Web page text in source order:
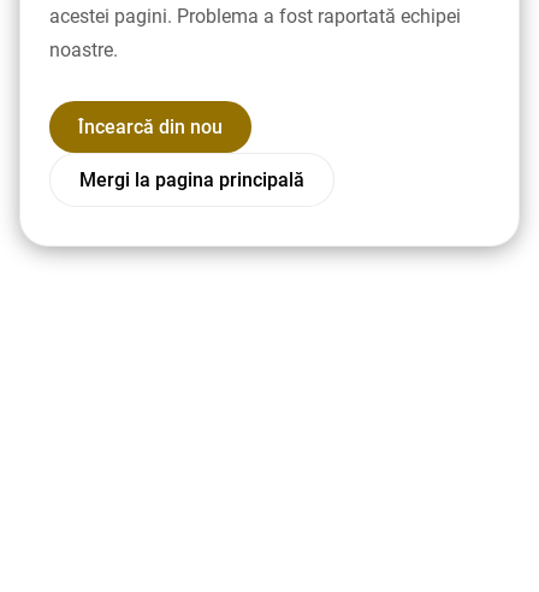
acestei pagini. Problema a fost raportată echipei
noastre.
Încearcă din nou
Mergi la pagina principală